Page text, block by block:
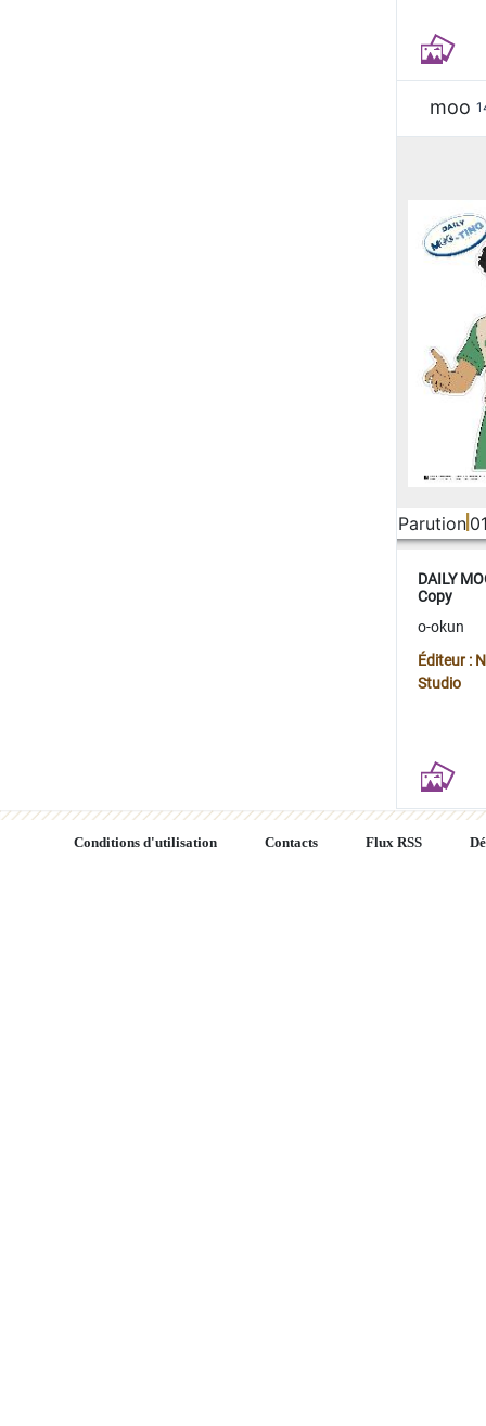
moo
Parution
DAILY
Copy
o-okun
Éditeur :
Studio
Conditions d'utilisation Contacts Flux RSS